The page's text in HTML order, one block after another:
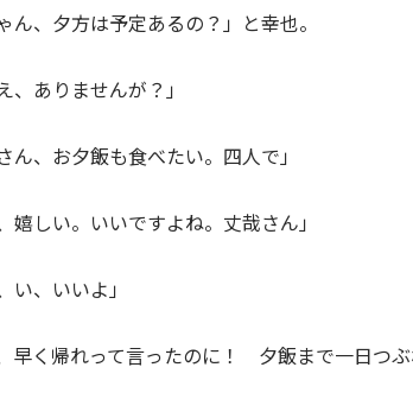
ん、夕方は予定あるの？」と幸也。
、ありませんが？」
ん、お夕飯も食べたい。四人で」
嬉しい。いいですよね。丈哉さん」
い、いいよ」
早く帰れって言ったのに！ 夕飯まで一日つぶ